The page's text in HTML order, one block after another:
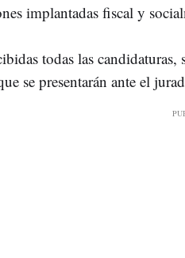
implantadas fiscal y
todas las candidaturas,
se presentarán ante el